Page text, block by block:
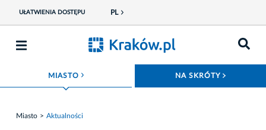
UŁATWIENIA DOSTĘPU PL
MIASTO ROZWIŃ MENU NA SKRÓTY
Miasto Aktualności